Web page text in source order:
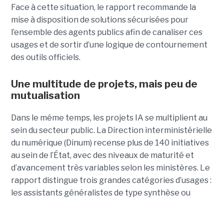
Face à cette situation, le rapport recommande la
mise à disposition de solutions sécurisées pour
l’ensemble des agents publics afin de canaliser ces
usages et de sortir d’une logique de contournement
des outils officiels.
Une multitude de projets, mais peu de
mutualisation
Dans le même temps, les projets IA se multiplient au
sein du secteur public. La Direction interministérielle
du numérique (Dinum) recense plus de 140 initiatives
au sein de l’État, avec des niveaux de maturité et
d’avancement très variables selon les ministères. Le
rapport distingue trois grandes catégories d’usages :
les assistants généralistes de type synthèse ou